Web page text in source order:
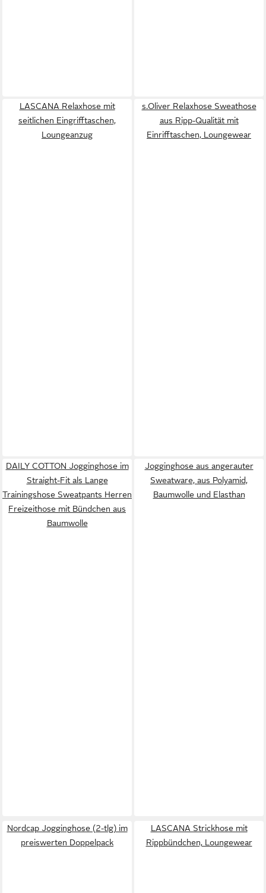
LASCANA Relaxhose mit
seitlichen Eingrifftaschen,
Loungeanzug
s.Oliver Relaxhose Sweathose
aus Ripp-Qualität mit
Einrifftaschen, Loungewear
DAILY COTTON Jogginghose im
Straight-Fit als Lange
Trainingshose Sweatpants Herren
Freizeithose mit Bündchen aus
Baumwolle
Jogginghose aus angerauter
Sweatware, aus Polyamid,
Baumwolle und Elasthan
Nordcap Jogginghose (2-tlg) im
preiswerten Doppelpack
LASCANA Strickhose mit
Rippbündchen, Loungewear